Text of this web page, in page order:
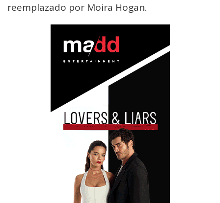
reemplazado por Moira Hogan.